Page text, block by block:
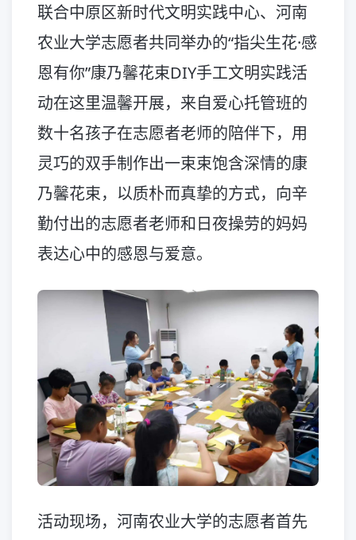
联合中原区新时代文明实践中心、河南
农业大学志愿者共同举办的“指尖生花·感
恩有你”康乃馨花束DIY手工文明实践活
动在这里温馨开展，来自爱心托管班的
数十名孩子在志愿者老师的陪伴下，用
灵巧的双手制作出一束束饱含深情的康
乃馨花束，以质朴而真挚的方式，向辛
勤付出的志愿者老师和日夜操劳的妈妈
表达心中的感恩与爱意。
活动现场，河南农业大学的志愿者首先